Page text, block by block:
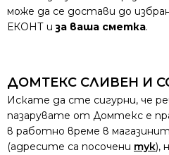
може да се достави до
ЕКОНТ иза ваша сметка.
ДОМТЕКС СЛИВЕН И
Искате да сте сигурни, че
пазарувате от Домтекс е
в работно време в
(адресите са посочени тук),